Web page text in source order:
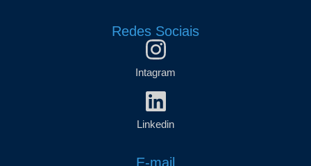
Redes Sociais
Intagram
Linkedin
E-mail